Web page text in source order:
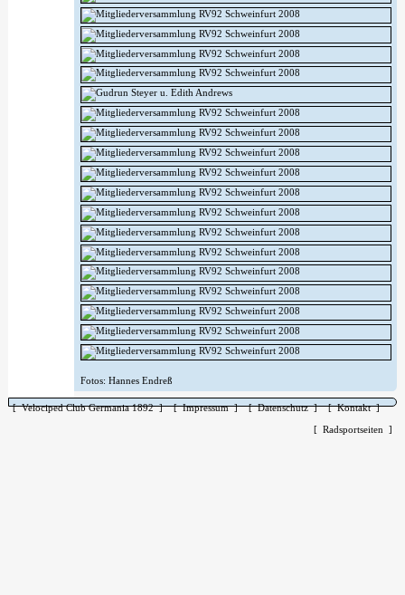
Fotos: Hannes Endreß
[ Velociped Club Germania 1892 ] [ Impressum ] [ Datenschutz ]
[ Kontakt ]
[ Radsportseiten ]